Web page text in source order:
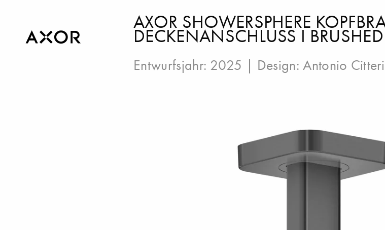
AXOR SHOWERSPHERE
DECKENANSCHLUSS I
Entwurfsjahr: 2025 | Design: Antonio